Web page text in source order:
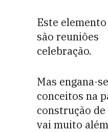
Este
são reuniões
celebração.
Mas engana-
conceitos na
construção
vai muito